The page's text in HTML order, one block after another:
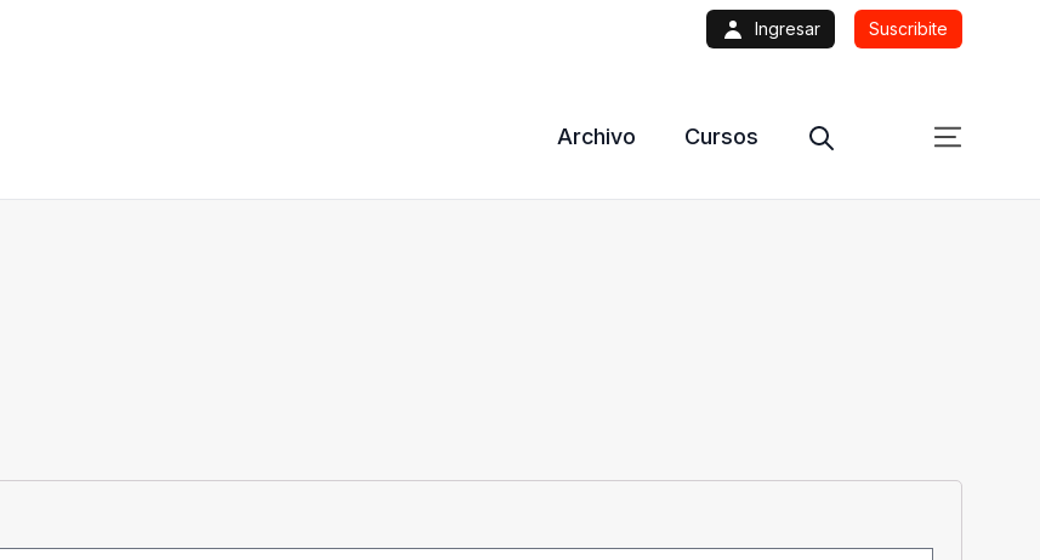
Ingresar Suscribite
Archivo Cursos